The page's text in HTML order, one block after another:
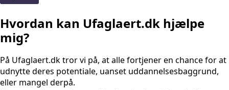
Hvordan kan Ufaglaert.dk hjælpe
mig?
På Ufaglaert.dk tror vi på, at alle fortjener en chance for at
udnytte deres potentiale, uanset uddannelsesbaggrund,
eller mangel derpå.